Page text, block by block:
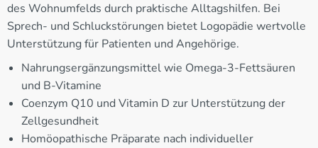
des Wohnumfelds durch praktische Alltagshilfen. Bei
Sprech- und Schluckstörungen bietet Logopädie wertvolle
Unterstützung für Patienten und Angehörige.
Nahrungsergänzungsmittel wie Omega-3-Fettsäuren
und B-Vitamine
Coenzym Q10 und Vitamin D zur Unterstützung der
Zellgesundheit
Homöopathische Präparate nach individueller